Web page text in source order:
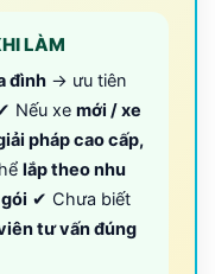
LÀM
đình → ưu tiên
Nếu xe mới / xe
pháp cao cấp,
lắp theo nhu
✔ Chưa biết
tư vấn đúng